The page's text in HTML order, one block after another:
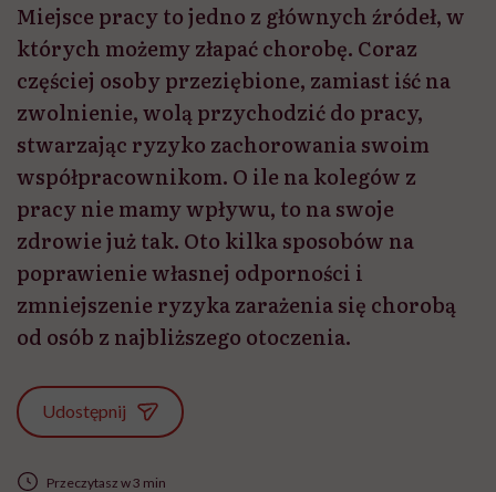
Miejsce pracy to jedno z głównych źródeł, w
których możemy złapać chorobę. Coraz
częściej osoby przeziębione, zamiast iść na
zwolnienie, wolą przychodzić do pracy,
stwarzając ryzyko zachorowania swoim
współpracownikom. O ile na kolegów z
pracy nie mamy wpływu, to na swoje
zdrowie już tak. Oto kilka sposobów na
poprawienie własnej odporności i
zmniejszenie ryzyka zarażenia się chorobą
od osób z najbliższego otoczenia.
Udostępnij
Przeczytasz w 3 min